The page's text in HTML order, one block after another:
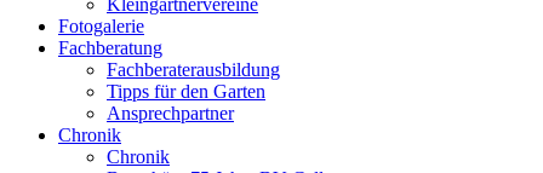
Kleingärtnervereine
Fotogalerie
Fachberatung
Fachberaterausbildung
Tipps für den Garten
Ansprechpartner
Chronik
Chronik